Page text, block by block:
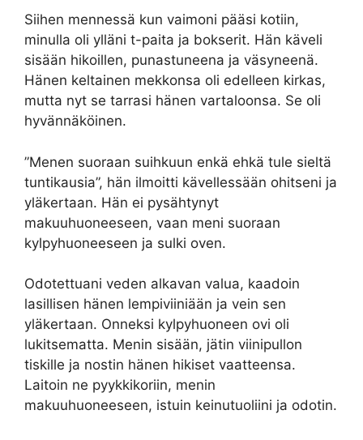
Siihen mennessä kun vaimoni pääsi kotiin,
minulla oli ylläni t-paita ja bokserit. Hän käveli
sisään hikoillen, punastuneena ja väsyneenä.
Hänen keltainen mekkonsa oli edelleen kirkas,
mutta nyt se tarrasi hänen vartaloonsa. Se oli
hyvännäköinen.
”Menen suoraan suihkuun enkä ehkä tule sieltä
tuntikausia”, hän ilmoitti kävellessään ohitseni ja
yläkertaan. Hän ei pysähtynyt
makuuhuoneeseen, vaan meni suoraan
kylpyhuoneeseen ja sulki oven.
Odotettuani veden alkavan valua, kaadoin
lasillisen hänen lempiviiniään ja vein sen
yläkertaan. Onneksi kylpyhuoneen ovi oli
lukitsematta. Menin sisään, jätin viinipullon
tiskille ja nostin hänen hikiset vaatteensa.
Laitoin ne pyykkikoriin, menin
makuuhuoneeseen, istuin keinutuoliini ja odotin.